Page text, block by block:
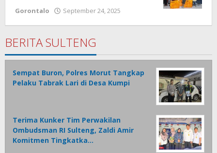
Gorontalo September 24, 2025
BERITA SULTENG
Sempat Buron, Polres Morut Tangkap
Pelaku Tabrak Lari di Desa Kumpi
Terima Kunker Tim Perwakilan
Ombudsman RI Sulteng, Zaldi Amir
Komitmen Tingkatka…